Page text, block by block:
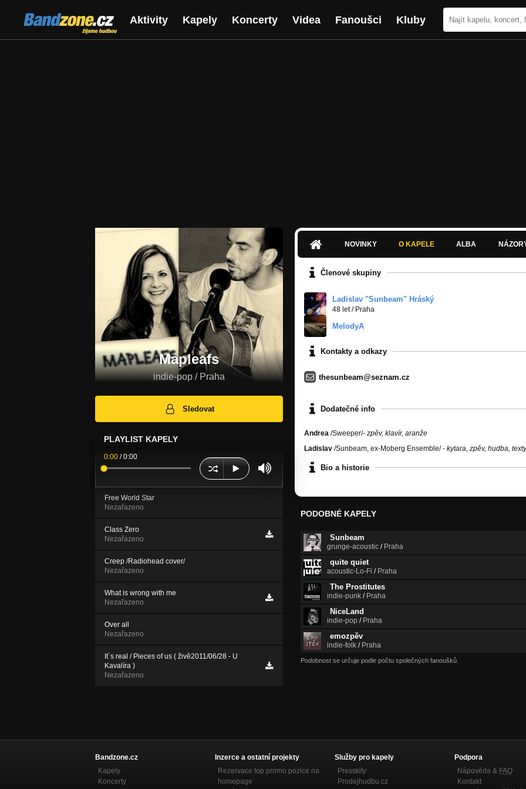
Bandzone.cz
žijeme hudbou
Aktivity Kapely Koncerty Videa Fanoušci Kluby
Mapleafs
indie-pop / Praha
Sledovat
PLAYLIST KAPELY
0:00 /0:00
Free World Star
Nezařazeno
Class Zero
Nezařazeno
Creep /Radiohead cover/
Nezařazeno
What is wrong with me
Nezařazeno
Over all
Nezařazeno
It´s real / Pieces of us ( živě2011/06/28 - U
Kavalíra )
Nezařazeno
NOVINKY O KAPELE ALBA
Členové skupiny
Ladislav "Sunbeam" Hráský
48 let/ Praha
MelodyA
Kontakty a odkazy
thesunbeam@seznam.cz
Dodatečné info
Andrea /Sweeper/- zpěv, klavír, aranže
Ladislav /Sunbeam, ex-Moberg Ensemble/ - kytara, zpěv, hudba, texty
Bio a historie
PODOBNÉ KAPELY
Sunbeam
grunge-acoustic / Praha
quite quiet
acoustic-Lo-Fi / Praha
The Prostitutes
indie-punk / Praha
NiceLand
indie-pop / Praha
emozpěv
indie-folk / Praha
Podobnost se určuje podle počtu společných fanoušků.
Bandzone.cz
Kapely
Koncerty
Inzerce a ostatní projekty
Rezervace top promo pozice na
homepage
Služby pro kapely
Presskity
Prodejhudbu.cz
Podpora
Nápověda & FAQ
Kontakt